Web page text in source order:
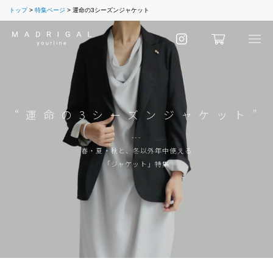
トップ 特集ページ 運命の3シーズンジャケット
“ 運 命 の 3 シ ー ズ ン ジ ャ ケ ッ ト ”
---
春・夏・秋と、冬以外年中使える
「ジャケット」特集